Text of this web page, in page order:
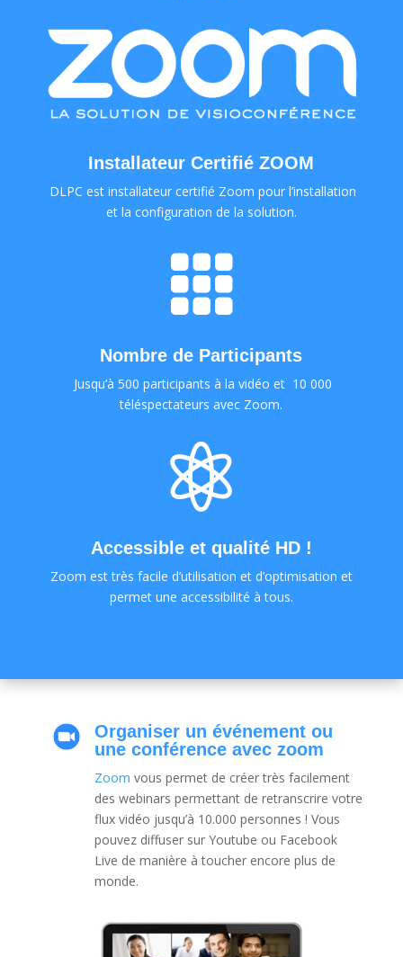
Installateur Certifié ZOOM
DLPC est installateur certifié Zoom pour l’installation
et la configuration de la solution.

Nombre de Participants
Jusqu’à 500 participants à la vidéo et 10 000
téléspectateurs avec Zoom.

Accessible et qualité HD !
Zoom est très facile d’utilisation et d’optimisation et
permet une accessibilité à tous.
Organiser un événement ou
une conférence avec zoom
Zoom vous permet de créer très facilement
des webinars permettant de retranscrire votre
flux vidéo jusqu’à 10.000 personnes ! Vous
pouvez diffuser sur Youtube ou Facebook
Live de manière à toucher encore plus de
monde.